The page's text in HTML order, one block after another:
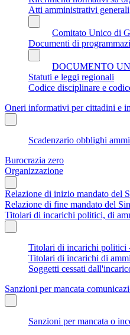
Atti amministrativi generali
Comitato Unico di
Documenti di
DOCUMENTO
Statuti e leggi regionali
Codice disciplinare e
Oneri informativi per cittadini e
Scadenzario obblighi
Burocrazia zero
Organizzazione
Relazione di inizio mandato del
Relazione di fine mandato del
Titolari di incarichi politici, di
Titolari di incarichi politici
Titolari di incarichi di
Soggetti cessati
Sanzioni per mancata
Sanzioni per mancata o